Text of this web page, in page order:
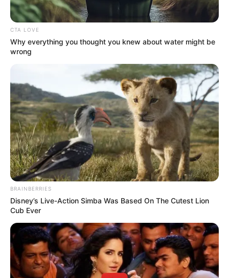
este item pode se tornar um belo artigo de
decoração para a sua casa e incrementar ainda
mais o seu jardim.
CLIQUE AQUI PARA VER O PASSO A PASSO DO VASO
DE FLOR RECICLADO.
9º – Fruteira incomum feita com disco
de vinil
CTA LOVE
Why everything you thought you knew about water might be
wrong
BRAINBERRIES
Disney’s Live-Action Simba Was Based On The Cutest Lion
Cub Ever